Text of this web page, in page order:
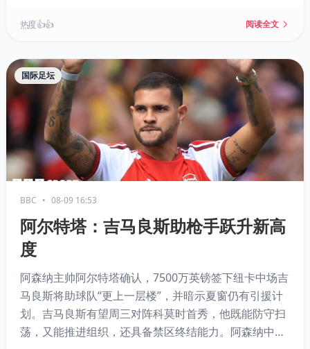
维拉本赛季第三位离队的一线队球员。
热度 👍👍 阅读全文
国际足坛
BBC • 08-09 16:53
阿尔特塔：吉马良斯助枪手跃升新高
度
阿森纳主帅阿尔特塔确认，7500万英镑签下纽卡中场吉
马良斯将助球队“更上一层楼”，并暗示夏窗仍有引援计
划。吉马良斯有望周三对阵科莫时首秀，他既能防守扫
荡，又能推进组织，还具备禁区终结能力。阿森纳中场